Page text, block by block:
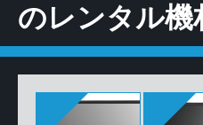
のレンタル機